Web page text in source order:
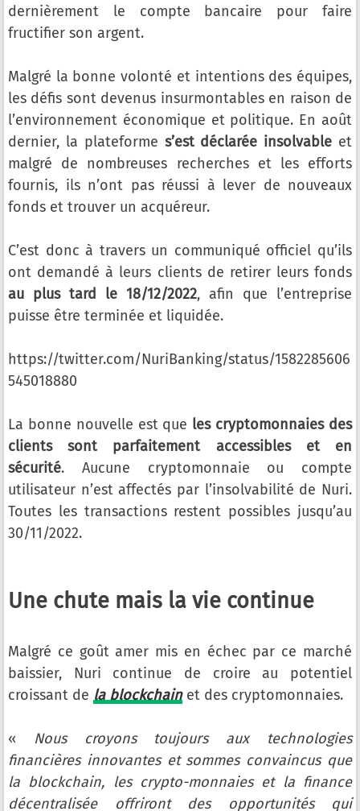
dernièrement le compte bancaire pour faire
fructifier son argent.
Malgré la bonne volonté et intentions des équipes,
les défis sont devenus insurmontables en raison de
l’environnement économique et politique. En août
dernier, la plateforme s’est déclarée insolvable et
malgré de nombreuses recherches et les efforts
fournis, ils n’ont pas réussi à lever de nouveaux
fonds et trouver un acquéreur.
C’est donc à travers un communiqué officiel qu’ils
ont demandé à leurs clients de retirer leurs fonds
au plus tard le 18/12/2022, afin que l’entreprise
puisse être terminée et liquidée.
https://twitter.com/NuriBanking/status/1582285606
545018880
La bonne nouvelle est que les cryptomonnaies des
clients sont parfaitement accessibles et en
sécurité. Aucune cryptomonnaie ou compte
utilisateur n’est affectés par l’insolvabilité de Nuri.
Toutes les transactions restent possibles jusqu’au
30/11/2022.
Une chute mais la vie continue
Malgré ce goût amer mis en échec par ce marché
baissier, Nuri continue de croire au potentiel
croissant de la blockchainet des cryptomonnaies.
« Nous croyons toujours aux technologies
financières innovantes et sommes convaincus que
la blockchain, les crypto-monnaies et la finance
décentralisée offriront des opportunités qui